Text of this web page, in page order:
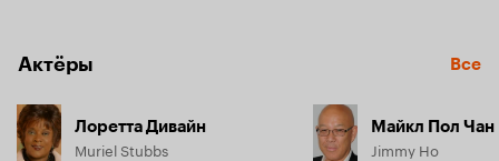
Актёры Все
Лоретта Дивайн
Muriel Stubbs
Майкл Пол Чан
Jimmy Ho